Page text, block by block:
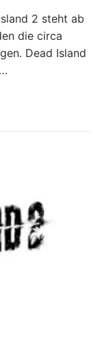
2 steht ab
die circa
Dead Island